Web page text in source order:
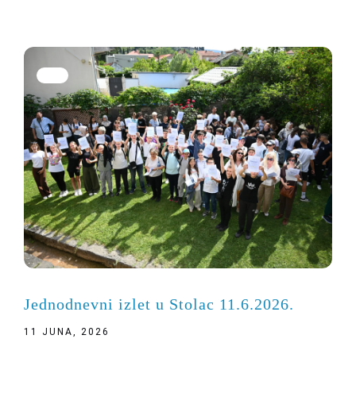
Jednodnevni izlet u Stolac 11.6.2026.
11 JUNA, 2026